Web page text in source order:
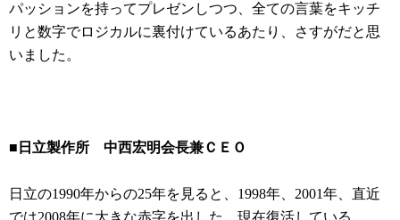
パッションを持ってプレゼンしつつ、全ての言葉をキッチ
リと数字でロジカルに裏付けているあたり、さすがだと思
いました。
■日立製作所 中西宏明会長兼ＣＥＯ
日立の1990年からの25年を見ると、1998年、2001年、直近
では2008年に大きな赤字を出した。現在復活している。